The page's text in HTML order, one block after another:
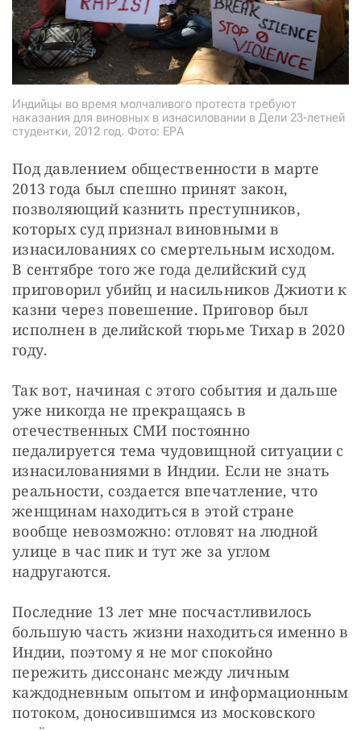
Индийцы во время молчаливого протеста требуют
наказания для виновных в изнасиловании в Дели 23-летней
студентки, 2012 год. Фото: ЕРА
Под давлением общественности в марте
2013 года был спешно принят закон,
позволяющий казнить преступников,
которых суд признал виновными в
изнасилованиях со смертельным исходом.
В сентябре того же года делийский суд
приговорил убийц и насильников Джиоти к
казни через повешение. Приговор был
исполнен в делийской тюрьме Тихар в 2020
году.
Так вот, начиная с этого события и дальше
уже никогда не прекращаясь в
отечественных СМИ постоянно
педалируется тема чудовищной ситуации с
изнасилованиями в Индии. Если не знать
реальности, создается впечатление, что
женщинам находиться в этой стране
вообще невозможно: отловят на людной
улице в час пик и тут же за углом
надругаются.
Последние 13 лет мне посчастливилось
большую часть жизни находиться именно в
Индии, поэтому я не мог спокойно
пережить диссонанс между личным
каждодневным опытом и информационным
потоком, доносившимся из московского